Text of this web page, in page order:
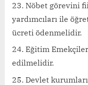
Nöbet görevini
yardımcıları ile
ücreti ödenmelidir.
Eğitim
edilmelidir.
Devlet